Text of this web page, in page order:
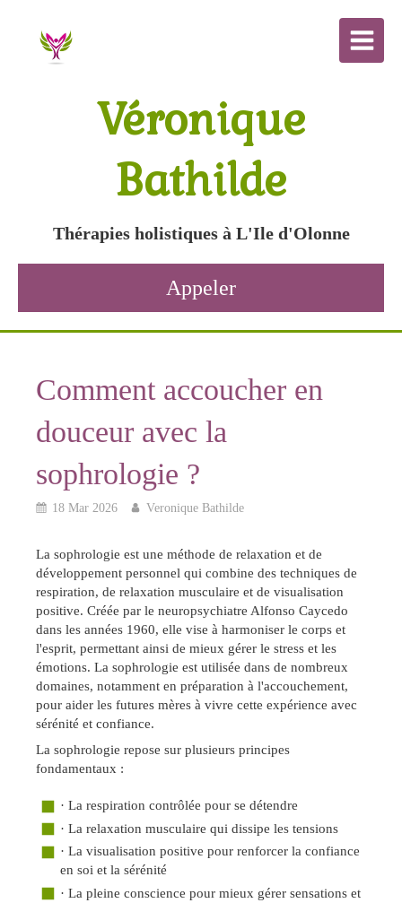
Véronique
Bathilde
Thérapies holistiques à L'Ile d'Olonne
Appeler
Comment accoucher en
douceur avec la
sophrologie ?
18 Mar 2026 Veronique Bathilde
La sophrologie est une méthode de relaxation et de
développement personnel qui combine des techniques de
respiration, de relaxation musculaire et de visualisation
positive. Créée par le neuropsychiatre Alfonso Caycedo
dans les années 1960, elle vise à harmoniser le corps et
l'esprit, permettant ainsi de mieux gérer le stress et les
émotions. La sophrologie est utilisée dans de nombreux
domaines, notamment en préparation à l'accouchement,
pour aider les futures mères à vivre cette expérience avec
sérénité et confiance.
La sophrologie repose sur plusieurs principes
fondamentaux :
· La respiration contrôlée pour se détendre
· La relaxation musculaire qui dissipe les tensions
· La visualisation positive pour renforcer la confiance
en soi et la sérénité
· La pleine conscience pour mieux gérer sensations et